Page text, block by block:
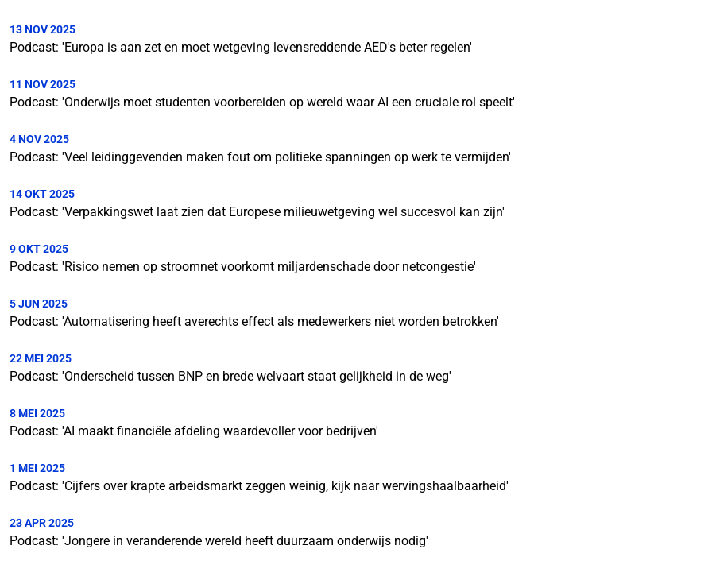
13 NOV 2025
Podcast: 'Europa is aan zet en moet wetgeving levensreddende AED's beter regelen'
11 NOV 2025
Podcast: 'Onderwijs moet studenten voorbereiden op wereld waar AI een cruciale rol speelt'
4 NOV 2025
Podcast: 'Veel leidinggevenden maken fout om politieke spanningen op werk te vermijden'
14 OKT 2025
Podcast: 'Verpakkingswet laat zien dat Europese milieuwetgeving wel succesvol kan zijn'
9 OKT 2025
Podcast: 'Risico nemen op stroomnet voorkomt miljardenschade door netcongestie'
5 JUN 2025
Podcast: 'Automatisering heeft averechts effect als medewerkers niet worden betrokken'
22 MEI 2025
Podcast: 'Onderscheid tussen BNP en brede welvaart staat gelijkheid in de weg'
8 MEI 2025
Podcast: 'AI maakt financiële afdeling waardevoller voor bedrijven'
1 MEI 2025
Podcast: 'Cijfers over krapte arbeidsmarkt zeggen weinig, kijk naar wervingshaalbaarheid'
23 APR 2025
Podcast: 'Jongere in veranderende wereld heeft duurzaam onderwijs nodig'